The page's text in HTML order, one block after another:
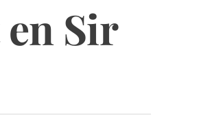
Sir